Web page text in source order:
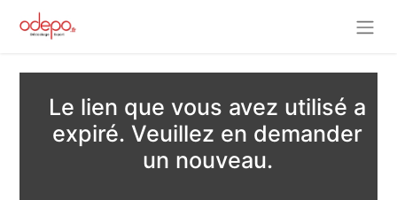
Le lien que vous avez utilisé a
expiré. Veuillez en demander
un nouveau.